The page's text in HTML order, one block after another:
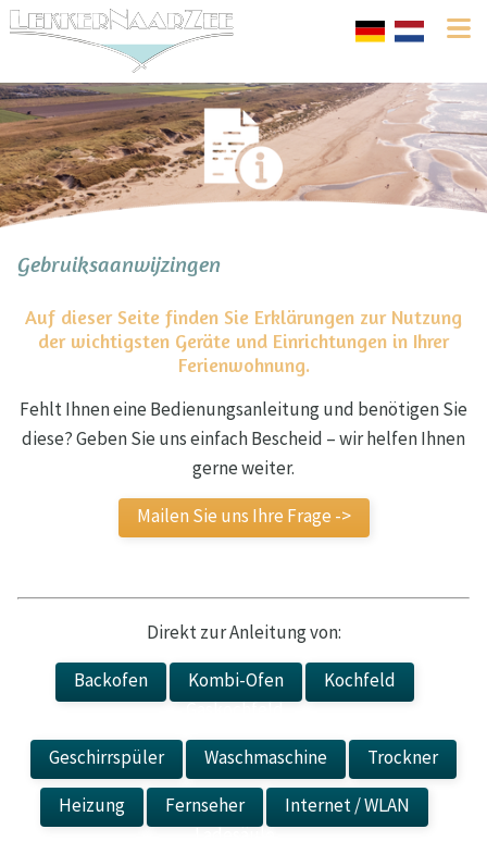
Gebruiksaanwijzingen
Auf dieser Seite finden Sie Erklärungen zur Nutzung
der wichtigsten Geräte und Einrichtungen in Ihrer
Ferienwohnung.
Fehlt Ihnen eine Bedienungsanleitung und benötigen Sie
diese? Geben Sie uns einfach Bescheid – wir helfen Ihnen
gerne weiter.
Mailen Sie uns Ihre Frage ->
Direkt zur Anleitung von:
Backofen
Kombi-Ofen
Kochfeld
Gaskochfeld
Geschirrspüler
Waschmaschine
Trockner
Heizung
Fernseher
Internet / WLAN
Ladesäule